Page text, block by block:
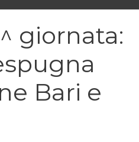
giornata:
Bari e